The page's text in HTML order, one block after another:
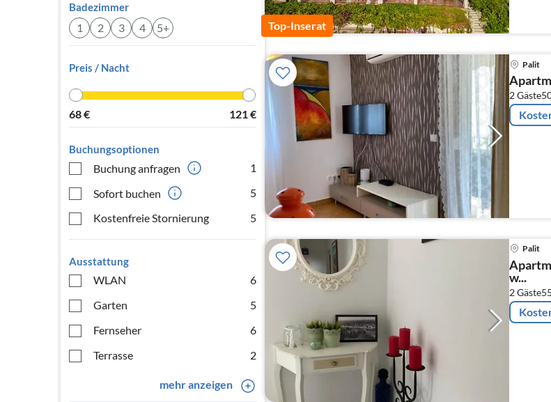
Badezimmer
1 2 3 4 5+
Preis / Nacht
68€ 121€
Buchungsoptionen
Buchung anfragen
1
Sofort buchen
5
Kostenfreie Stornierung
5
Ausstattung
WLAN
6
Garten
5
Fernseher
6
Terrasse
2
mehr anzeigen
Top-Inserat
Palit
2 Gäste
Palit
w...
2 Gäste